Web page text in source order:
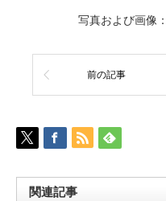
写真および画像
前の記事
関連記事